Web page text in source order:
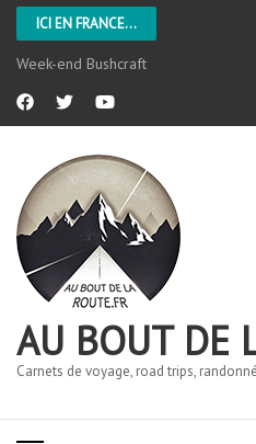
ICI EN FRANCE...
L’Aveyron
AU BOUT DE
Carnets de voyage, road trips,